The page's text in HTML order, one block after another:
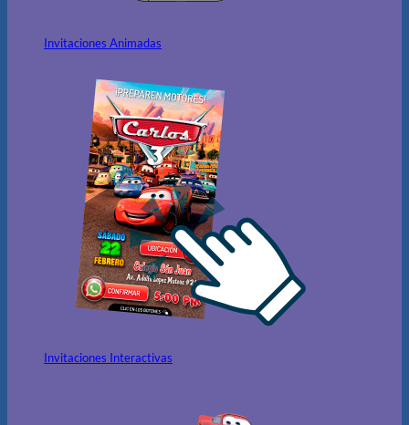
Invitaciones Animadas
Invitaciones Interactivas